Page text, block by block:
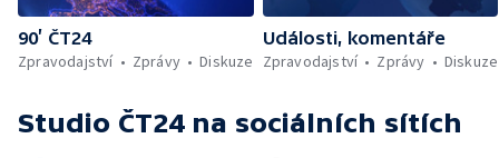
90’ ČT24
Zpravodajství
Zprávy Diskuze
Události, komentáře
Zpravodajství
Zprávy Diskuze
Studio ČT24 na sociálních sítích